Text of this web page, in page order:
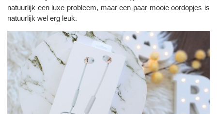
natuurlijk een luxe probleem, maar een paar mooie oordopjes is
natuurlijk wel erg leuk.